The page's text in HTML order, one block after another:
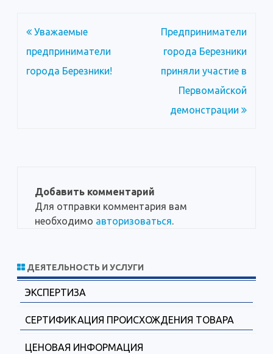
Навигация
по
записям
Уважаемые
предприниматели
города Березники!
Предприниматели
города Березники
приняли участие в
Первомайской
демонстрации
Добавить комментарий
Для отправки комментария вам
необходимо авторизоваться.
ДЕЯТЕЛЬНОСТЬ И УСЛУГИ
ЭКСПЕРТИЗА
СЕРТИФИКАЦИЯ ПРОИСХОЖДЕНИЯ ТОВАРА
ЦЕНОВАЯ ИНФОРМАЦИЯ